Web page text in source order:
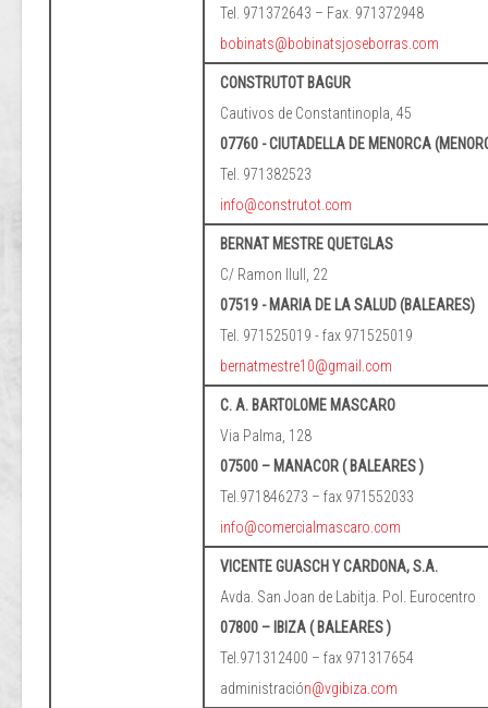
Tel. 971372643 – Fax. 971372948
bobinats@bobinatsjoseborras.com
CONSTRUTOT BAGUR
Cautivos de Constantinopla, 45
07760 - CIUTADELLA DE MENORCA
Tel. 971382523
info@construtot.com
BERNAT MESTRE QUETGLAS
C/ Ramon llull, 22
07519 - MARIA DE LA SALUD (BALEARES)
Tel. 971525019 - fax 971525019
bernatmestre10@gmail.com
C. A. BARTOLOME MASCARO
Via Palma, 128
07500 – MANACOR ( BALEARES )
Tel.971846273 – fax 971552033
info@comercialmascaro.com
VICENTE GUASCH Y CARDONA, S.A.
Avda. San Joan de Labitja. Pol. Eurocentro
07800 – IBIZA ( BALEARES )
Tel.971312400 – fax 971317654
administración@vgibiza.com